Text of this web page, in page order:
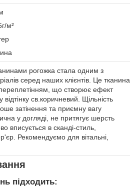
м²
рогожка стала одним з
серед наших клієнтів. Це тканина
що створює ефект
св.коричневий. Щільність
затінення та приємну вагу
у догляді, не притягує шерсть
вписується в сканді-стиль,
Рекомендуємо для вітальні,
підходить: